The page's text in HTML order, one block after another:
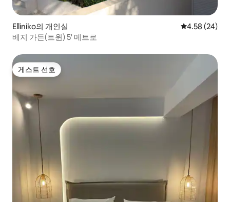
Elliniko의 개인실 평점 4.58점(5
4.58 (24)
베지 가든(트윈) 5' 메트로
게스트 선호
게스트 선호